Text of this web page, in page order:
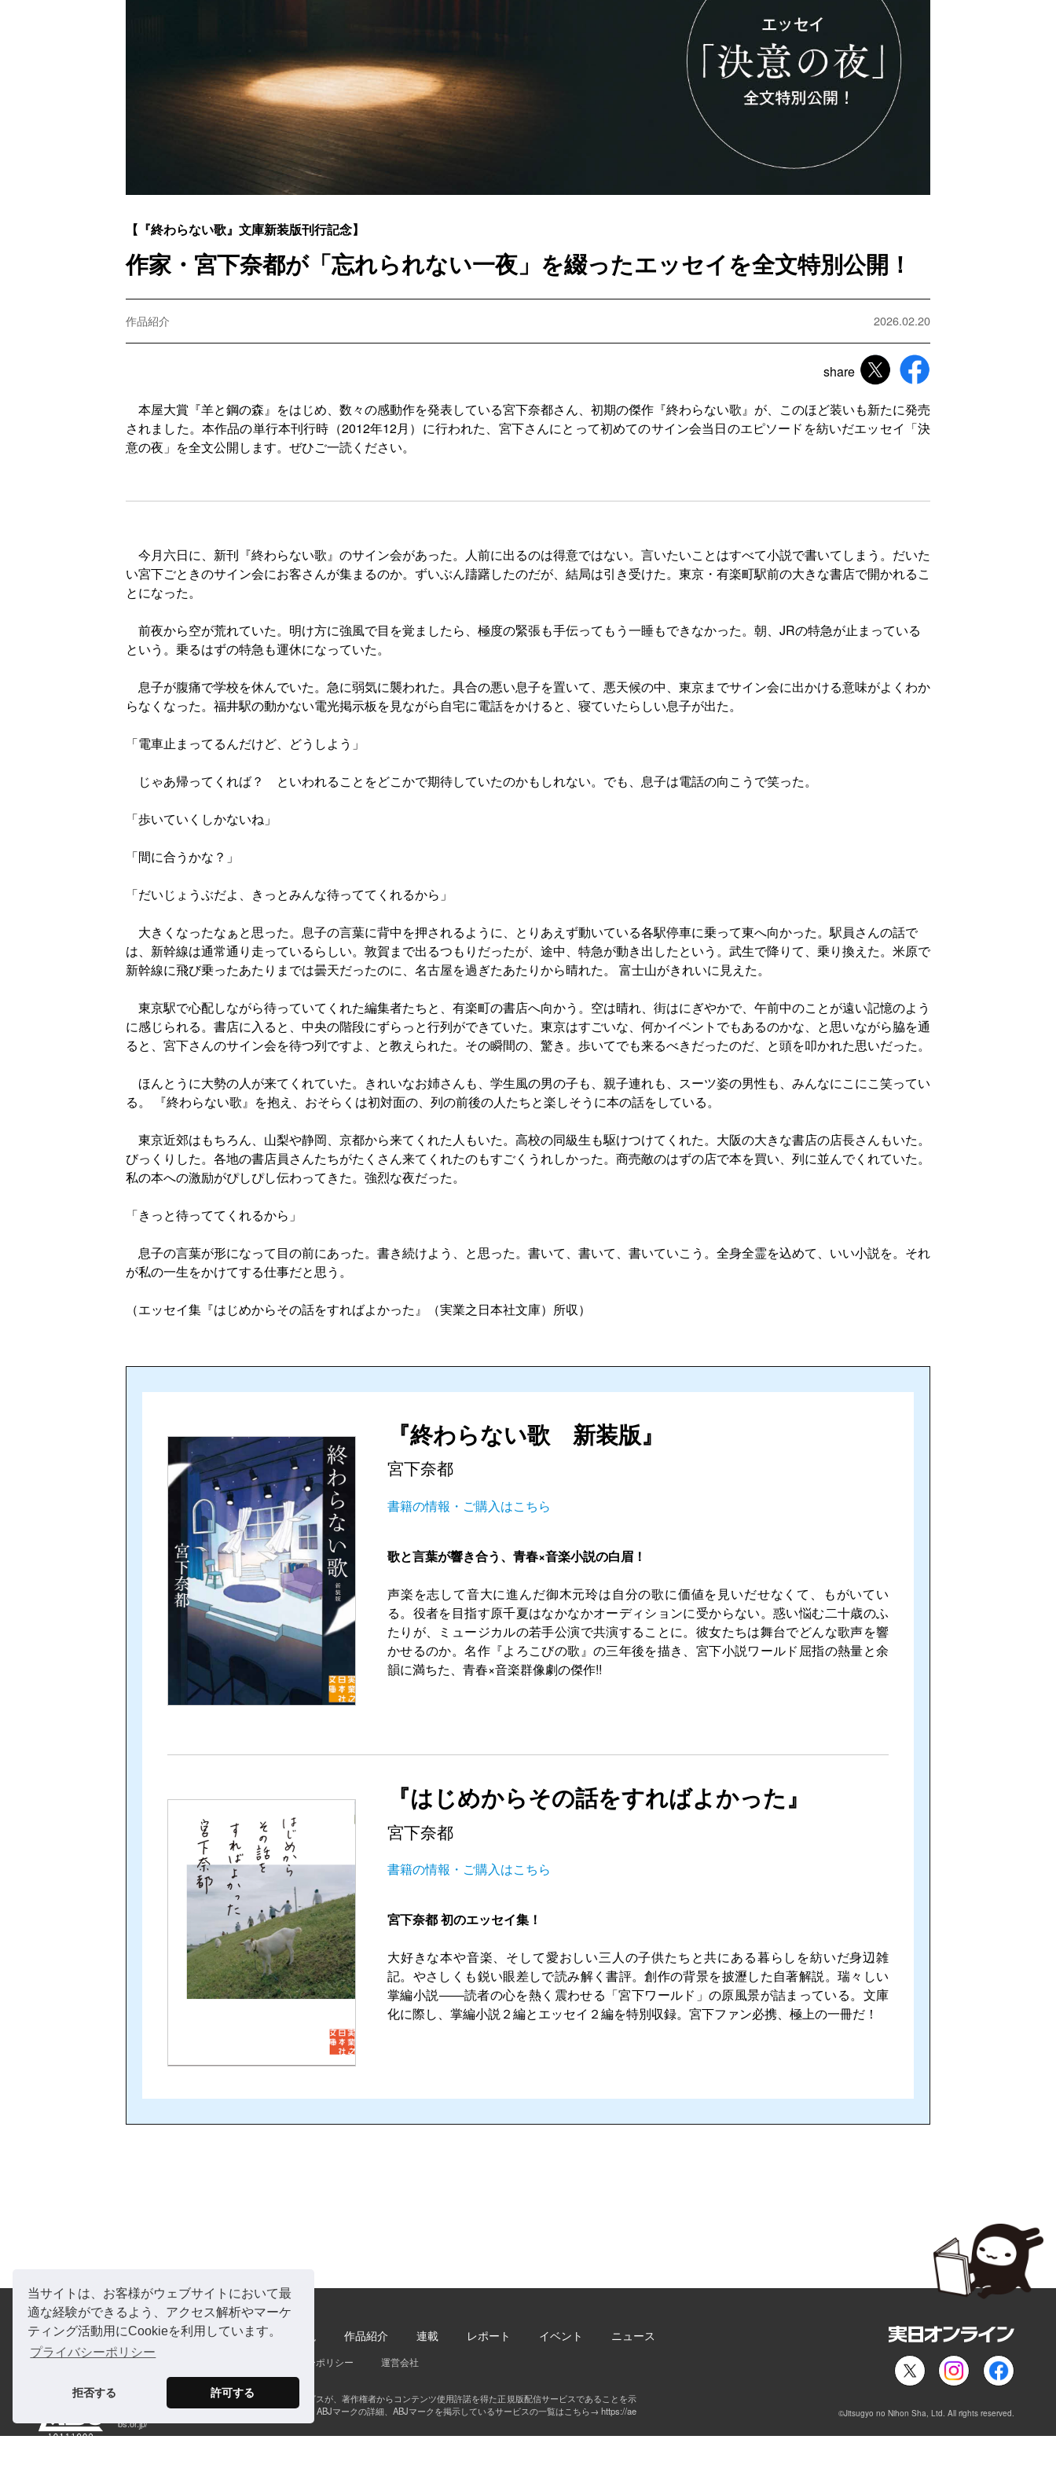
当サイトは、お客様がウェブサイトにおいて最
適な経験ができるよう、アクセス解析やマーケ
ティング活動用にCookieを利用しています。
プライバシーポリシー
拒否する 許可する
【『終わらない歌』文庫新装版刊行記念】
作家・宮下奈都が「忘れられない一夜」を綴ったエッセイを全文特別公開！
作品紹介 2026.02.20
share
本屋大賞『羊と鋼の森』をはじめ、数々の感動作を発表している宮下奈都さん、初期の傑作『終わらない歌』が、このほど装いも新たに発売
されました。本作品の単行本刊行時（2012年12月）に行われた、宮下さんにとって初めてのサイン会当日のエピソードを紡いだエッセイ「決
意の夜」を全文公開します。ぜひご一読ください。
今月六日に、新刊『終わらない歌』のサイン会があった。人前に出るのは得意ではない。言いたいことはすべて小説で書いてしまう。だいた
い宮下ごときのサイン会にお客さんが集まるのか。ずいぶん躊躇したのだが、結局は引き受けた。東京・有楽町駅前の大きな書店で開かれるこ
とになった。
前夜から空が荒れていた。明け方に強風で目を覚ましたら、極度の緊張も手伝ってもう一睡もできなかった。朝、JRの特急が止まっている
という。乗るはずの特急も運休になっていた。
息子が腹痛で学校を休んでいた。急に弱気に襲われた。具合の悪い息子を置いて、悪天候の中、東京までサイン会に出かける意味がよくわか
らなくなった。福井駅の動かない電光掲示板を見ながら自宅に電話をかけると、寝ていたらしい息子が出た。
「電車止まってるんだけど、どうしよう」
じゃあ帰ってくれば？ といわれることをどこかで期待していたのかもしれない。でも、息子は電話の向こうで笑った。
「歩いていくしかないね」
「間に合うかな？」
「だいじょうぶだよ、きっとみんな待っててくれるから」
大きくなったなぁと思った。息子の言葉に背中を押されるように、とりあえず動いている各駅停車に乗って東へ向かった。駅員さんの話で
は、新幹線は通常通り走っているらしい。敦賀まで出るつもりだったが、途中、特急が動き出したという。武生で降りて、乗り換えた。米原で
新幹線に飛び乗ったあたりまでは曇天だったのに、名古屋を過ぎたあたりから晴れた。 富士山がきれいに見えた。
東京駅で心配しながら待っていてくれた編集者たちと、有楽町の書店へ向かう。空は晴れ、街はにぎやかで、午前中のことが遠い記憶のよう
に感じられる。書店に入ると、中央の階段にずらっと行列ができていた。東京はすごいな、何かイベントでもあるのかな、と思いながら脇を通
ると、宮下さんのサイン会を待つ列ですよ、と教えられた。その瞬間の、驚き。歩いてでも来るべきだったのだ、と頭を叩かれた思いだった。
ほんとうに大勢の人が来てくれていた。きれいなお姉さんも、学生風の男の子も、親子連れも、スーツ姿の男性も、みんなにこにこ笑ってい
る。 『終わらない歌』を抱え、おそらくは初対面の、列の前後の人たちと楽しそうに本の話をしている。
東京近郊はもちろん、山梨や静岡、京都から来てくれた人もいた。高校の同級生も駆けつけてくれた。大阪の大きな書店の店長さんもいた。
びっくりした。各地の書店員さんたちがたくさん来てくれたのもすごくうれしかった。商売敵のはずの店で本を買い、列に並んでくれていた。
私の本への激励がぴしぴし伝わってきた。強烈な夜だった。
「きっと待っててくれるから」
息子の言葉が形になって目の前にあった。書き続けよう、と思った。書いて、書いて、書いていこう。全身全霊を込めて、いい小説を。それ
が私の一生をかけてする仕事だと思う。
（エッセイ集『はじめからその話をすればよかった』（実業之日本社文庫）所収）
『終わらない歌 新装版』
宮下奈都
書籍の情報・ご購入はこちら
歌と言葉が響き合う、青春×音楽小説の白眉！
声楽を志して音大に進んだ御木元玲は自分の歌に価値を見いだせなくて、もがいてい
る。役者を目指す原千夏はなかなかオーディションに受からない。惑い悩む二十歳のふ
たりが、ミュージカルの若手公演で共演することに。彼女たちは舞台でどんな歌声を響
かせるのか。名作『よろこびの歌』の三年後を描き、宮下小説ワールド屈指の熱量と余
韻に満ちた、青春×音楽群像劇の傑作!!
『はじめからその話をすればよかった』
宮下奈都
書籍の情報・ご購入はこちら
宮下奈都 初のエッセイ集！
大好きな本や音楽、そして愛おしい三人の子供たちと共にある暮らしを紡いだ身辺雑
記。やさしくも鋭い眼差しで読み解く書評。創作の背景を披瀝した自著解説。瑞々しい
掌編小説――読者の心を熱く震わせる「宮下ワールド」の原風景が詰まっている。文庫
化に際し、掌編小説２編とエッセイ２編を特別収録。宮下ファン必携、極上の一冊だ！
特集 インタビュー・対談 書評 自作解説 作品紹介 連載 レポート イベント ニュース
実日オンラインについて プライバシーポリシー 運営会社
ABJマークは、この電子書店・電子書籍配信サービスが、著作権者からコンテンツ使用許諾を得た正規版配信サービスであることを示
す登録商標（登録番号第６０９１７１３号）です。ABJマークの詳細、ABJマークを掲示しているサービスの一覧はこちら→ https://ae
bs.or.jp/
©Jitsugyo no Nihon Sha, Ltd. All rights reserved.